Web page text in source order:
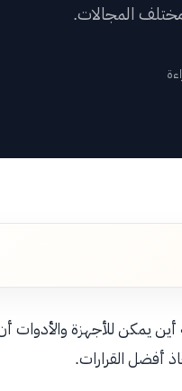
المجالات.
أين يمكن للأجهزة
أفضل القرارات.